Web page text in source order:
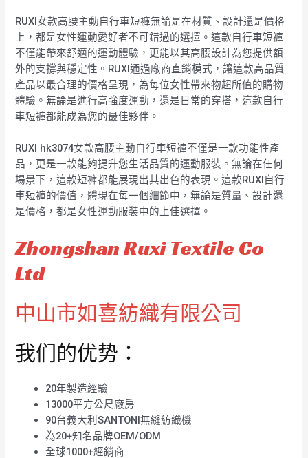
RUXI女款高腰主動自行車短褲無論是在材質、設計還是價格
上，都是女性運動愛好者不可錯過的選擇。這款自行車短褲
不僅能帶來舒適的運動體驗，更能以其高腰設計為您提供額
外的支撐與穩定性。RUXI通過廠商直銷模式，讓這款高品質
產品以最合理的價格呈現，為每位女性帶來物超所值的購物
體驗。無論是進行高強度運動，還是日常的穿搭，這款自行
車短褲都能成為您的最佳夥伴。
RUXI hk3074女款高腰主動自行車短褲不僅是一款功能性產
品，更是一款能夠提升您生活品質的運動服裝。無論在任何
場景下，這款短褲都能展現出其出色的表現。這款RUXI自行
車短褲的價值，體現在每一個細節中，無論是質量、設計還
是價格，都是女性運動服裝中的上佳選擇。
Zhongshan Ruxi Textile Co
Ltd
中山市如喜紡織有限公司
我们的优势：
20年製造經驗
13000平方公尺廠房
90台義大利SANTONI無縫紡織機
為20+知名品牌OEM/ODM
全球1000+經銷商